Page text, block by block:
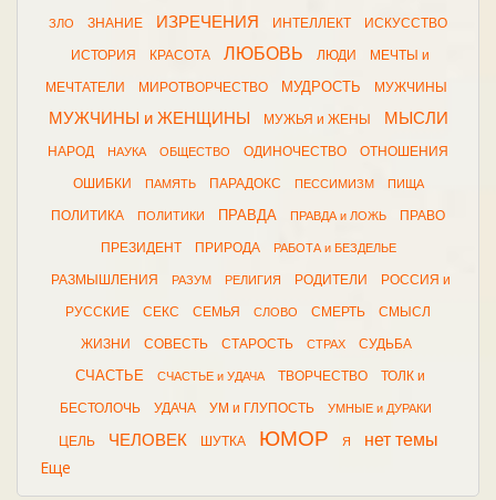
ЗЛО ЗНАНИЕ ИЗРЕЧЕНИЯ ИНТЕЛЛЕКТ ИСКУССТВО
ИСТОРИЯ КРАСОТА ЛЮБОВЬ ЛЮДИ МЕЧТЫ и
МЕЧТАТЕЛИ МИРОТВОРЧЕСТВО МУДРОСТЬ МУЖЧИНЫ
МУЖЧИНЫ и ЖЕНЩИНЫ МУЖЬЯ и ЖЕНЫ МЫСЛИ
НАРОД НАУКА ОБЩЕСТВО ОДИНОЧЕСТВО ОТНОШЕНИЯ
ОШИБКИ ПАМЯТЬ ПАРАДОКС ПЕССИМИЗМ ПИЩА
ПОЛИТИКА ПОЛИТИКИ ПРАВДА ПРАВДА и ЛОЖЬ ПРАВО
ПРЕЗИДЕНТ ПРИРОДА РАБОТА и БЕЗДЕЛЬЕ
РАЗМЫШЛЕНИЯ РАЗУМ РЕЛИГИЯ РОДИТЕЛИ РОССИЯ и
РУССКИЕ СЕКС СЕМЬЯ СЛОВО СМЕРТЬ СМЫСЛ
ЖИЗНИ СОВЕСТЬ СТАРОСТЬ СТРАХ СУДЬБА
СЧАСТЬЕ СЧАСТЬЕ и УДАЧА ТВОРЧЕСТВО ТОЛК и
БЕСТОЛОЧЬ УДАЧА УМ и ГЛУПОСТЬ УМНЫЕ и ДУРАКИ
ЦЕЛЬ ЧЕЛОВЕК ШУТКА ЮМОР Я нет темы
Еще